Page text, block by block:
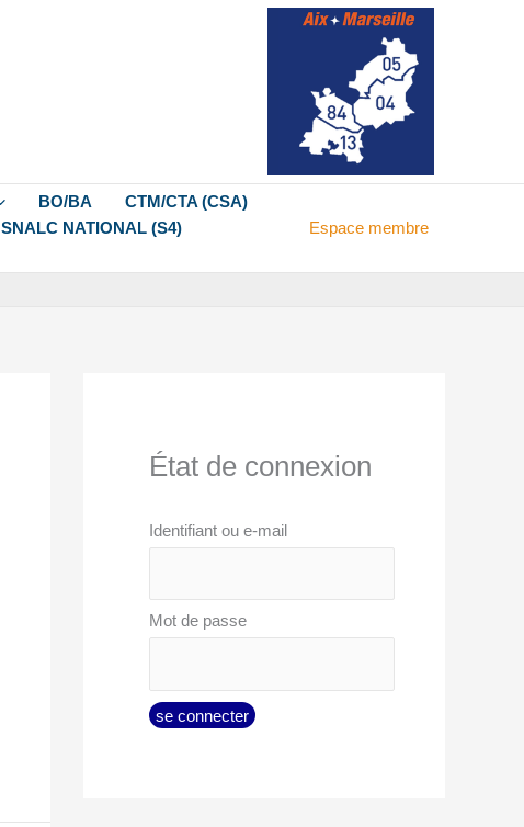
BO/BA
CTM/CTA (CSA)
SNALC NATIONAL (S4)
Espace membre
État de connexion
Identifiant ou e-mail
Mot de passe